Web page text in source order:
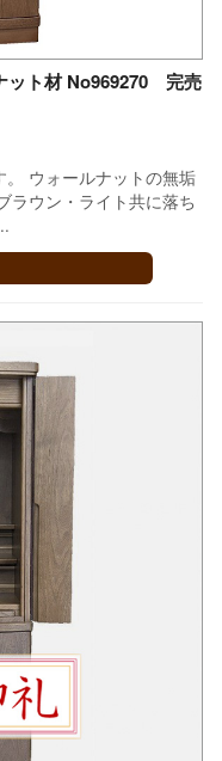
ット材 No969270 完売
ウォールナットの無垢
ラウン・ライト共に落ち